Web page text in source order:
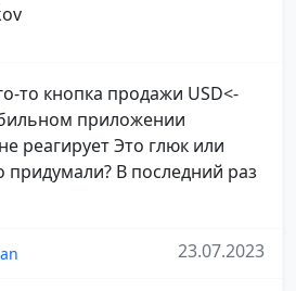
то кнопка продажи USD<-
приложении
реагирует Это глюк или
придумали? В последний раз
23.07.2023